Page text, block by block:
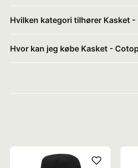
Hvilken kategori tilhører Kasket -
Hvor kan jeg købe Kasket -